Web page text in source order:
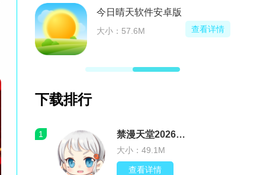
今日晴天软件安卓版
大小：57.6M 查看详情
下载排行
1 禁漫天堂2026最新版安装包(JMComic3)v2.0.30安卓版
大小：49.1M
查看详情